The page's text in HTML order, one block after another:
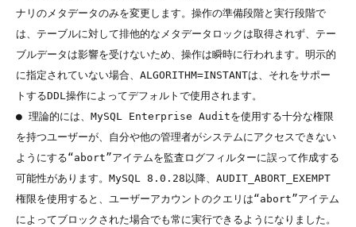
ナリのメタデータのみを変更します。操作の準備段階と実行段階で
は、テーブルに対して排他的なメタデータロックは取得されず、テー
ブルデータは影響を受けないため、操作は瞬時に行われます。明示的
に指定されていない場合、ALGORITHM=INSTANTは、それをサポー
トするDDL操作によってデフォルトで使用されます。
● 理論的には、MySQL Enterprise Auditを使用する十分な権限
を持つユーザーが、自分や他の管理者がシステムにアクセスできない
ようにする“abort”アイテムを監査ログフィルターに誤って作成する
可能性があります。MySQL 8.0.28以降、AUDIT_ABORT_EXEMPT
権限を使用すると、ユーザーアカウントのクエリは“abort”アイテム
によってブロックされた場合でも常に実行できるようになりました。